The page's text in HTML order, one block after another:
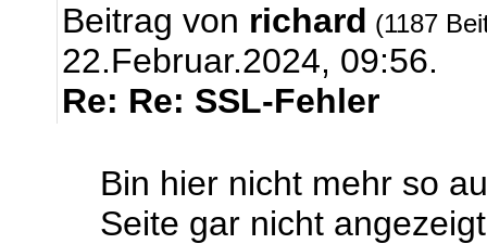
Beitrag von richard (1187
22.Februar.2024, 09:56.
Re: Re: SSL-Fehler
Bin hier nicht mehr so
Seite gar nicht